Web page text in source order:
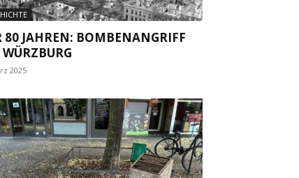
80 JAHREN: BOMBENANGRIFF
2025